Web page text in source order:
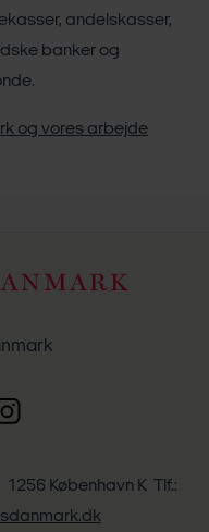
andelskasser,
banker og
og vores arbejde
København K Tlf.: